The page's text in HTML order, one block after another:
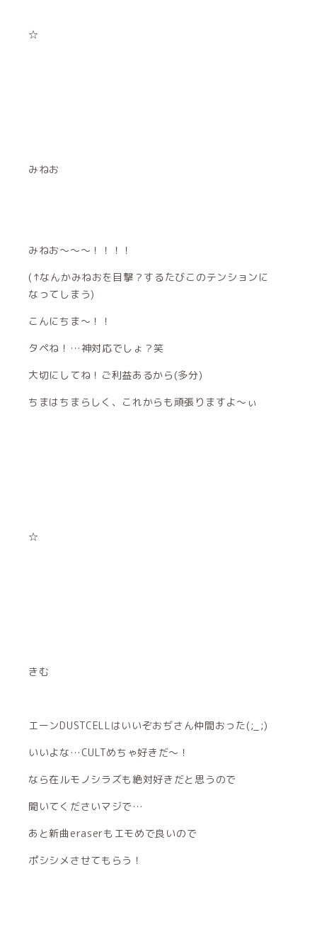
☆
みねお
みねお〜〜〜！！！！
(↑なんかみねおを目撃？するたびこのテンションに
なってしまう)
こんにちま〜！！
タペね！…神対応でしょ？笑
大切にしてね！ご利益あるから(多分)
ちまはちまらしく、これからも頑張りますよ〜ぃ
☆
きむ
エーンDUSTCELLはいいぞおぢさん仲間おった(;_;)
いいよな…CULTめちゃ好きだ〜！
なら在ルモノシラズも絶対好きだと思うので
聞いてくださいマジで…
あと新曲eraserもエモめで良いので
ポシシメさせてもらう！